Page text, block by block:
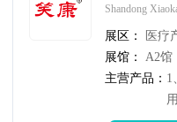
Shandong
展区：
医疗
展馆：
A2馆
主营产品： 1